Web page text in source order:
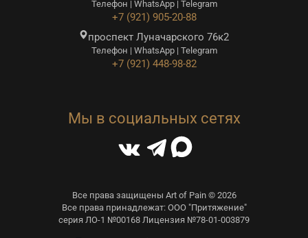
Телефон | WhatsApp | Telegram
+7 (921) 905-20-88
проспект Луначарского 76к2
Телефон | WhatsApp | Telegram
+7 (921) 448-98-82
Мы в социальных сетях
Все права защищены Art of Pain © 2026
Все права принадлежат: ООО "Притяжение"
серия ЛО-1 №00168 Лицензия №78-01-003879